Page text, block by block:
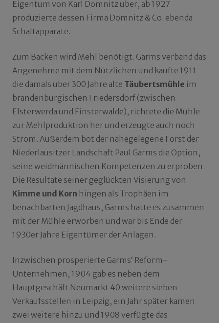
Eigentum von Karl Domnitz über, ab 1927
produzierte dessen Firma Domnitz & Co. ebenda
Schaltapparate.
Zum Backen wird Mehl benötigt. Garms verband das
Angenehme mit dem Nützlichen und kaufte 1911
die damals über 300 Jahre alte Täubertsmühle im
brandenburgischen Friedersdorf (zwischen
Elsterwerda und Finsterwalde), richtete die Mühle
zur Mehlproduktion her und erzeugte auch noch
Strom. Außerdem bot der nahegelegene Forst der
Niederlausitzer Landschaft Paul Garms die Option,
seine weidmännischen Kompetenzen zu erproben.
Die Resultate seiner geglückten Visierung von
Kimme und Korn hingen als Trophäen im
benachbarten Jagdhaus, Garms hatte es zusammen
mit der Mühle erworben und war bis Ende der
1930er Jahre Eigentümer der Anlagen.
Inzwischen prosperierte Garms‘ Reform-
Unternehmen, 1904 gab es neben dem
Hauptgeschäft Neumarkt 40 weitere sieben
Verkaufsstellen in Leipzig, ein Jahr später kamen
zwei weitere hinzu und 1908 verfügte das